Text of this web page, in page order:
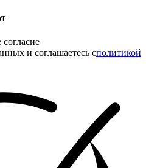
и соглашаетесь cполитикой